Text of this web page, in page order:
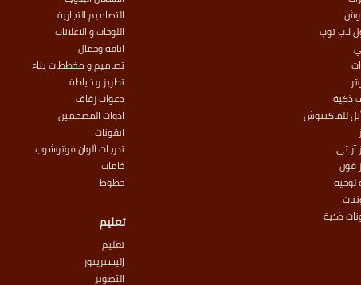
لاب توب
ذكية
للماكنتوش
آر تي
فون
لوحية
ذكية
التصاميم التجارية
اللوحات و الاعلانات
اناقة وجمال
تصاميم و مخططات بناء
تطريز و خياطة
دعوات زفاف
ادوات المصممين
ايقونات
تدرجات ألوان فوتوشوب
خامات
خطوط
تعليم
تعليم
إليستريتور
التصوير